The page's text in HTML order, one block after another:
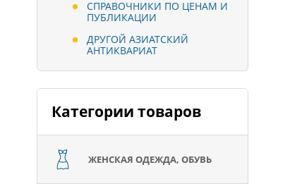
СПРАВОЧНИКИ ПО ЦЕНАМ И
ПУБЛИКАЦИИ
ДРУГОЙ АЗИАТСКИЙ
АНТИКВАРИАТ
Категории товаров
ЖЕНСКАЯ ОДЕЖДА, ОБУВЬ